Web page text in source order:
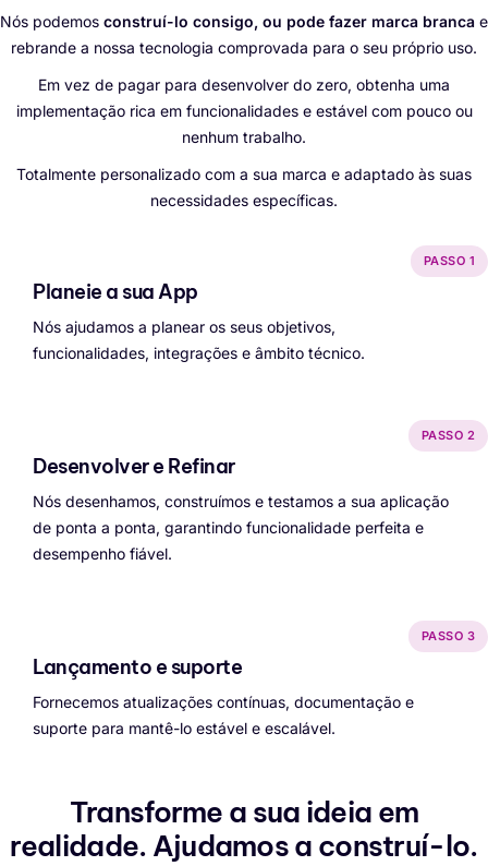
Nós podemos construí-lo consigo, ou pode fazer marca branca e
rebrande a nossa tecnologia comprovada para o seu próprio uso.
Em vez de pagar para desenvolver do zero, obtenha uma
implementação rica em funcionalidades e estável com pouco ou
nenhum trabalho.
Totalmente personalizado com a sua marca e adaptado às suas
necessidades específicas.
Planeie a sua App
Nós ajudamos a planear os seus objetivos,
funcionalidades, integrações e âmbito técnico.
PASSO 1
Desenvolver e Refinar
Nós desenhamos, construímos e testamos a sua aplicação
de ponta a ponta, garantindo funcionalidade perfeita e
desempenho fiável.
PASSO 2
Lançamento e suporte
Fornecemos atualizações contínuas, documentação e
suporte para mantê-lo estável e escalável.
PASSO 3
Transforme a sua ideia em
realidade. Ajudamos a construí-lo.